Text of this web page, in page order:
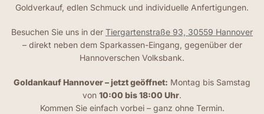
Goldverkauf, edlen Schmuck und individuelle Anfertigungen.
Besuchen Sie uns in der Tiergartenstraße 93, 30559 Hannover
– direkt neben dem Sparkassen-Eingang, gegenüber der
Hannoverschen Volksbank.
Goldankauf Hannover – jetzt geöffnet: Montag bis Samstag
von 10:00 bis 18:00 Uhr.
Kommen Sie einfach vorbei – ganz ohne Termin.